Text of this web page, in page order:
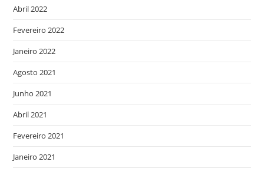
Abril 2022
Fevereiro 2022
Janeiro 2022
Agosto 2021
Junho 2021
Abril 2021
Fevereiro 2021
Janeiro 2021